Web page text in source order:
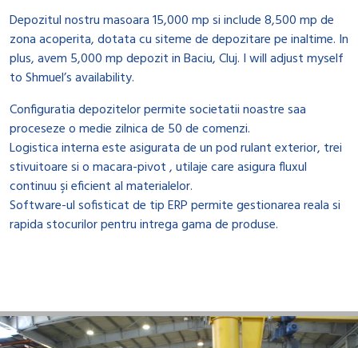
Depozitul nostru masoara 15,000 mp si include 8,500 mp de
zona acoperita, dotata cu siteme de depozitare pe inaltime. In
plus, avem 5,000 mp depozit in Baciu, Cluj. I will adjust myself
to Shmuel’s availability.
Configuratia depozitelor permite societatii noastre saa
proceseze o medie zilnica de 50 de comenzi.
Logistica interna este asigurata de un pod rulant exterior, trei
stivuitoare si o macara-pivot , utilaje care asigura fluxul
continuu şi eficient al materialelor.
Software-ul sofisticat de tip ERP permite gestionarea reala si
rapida stocurilor pentru intrega gama de produse.